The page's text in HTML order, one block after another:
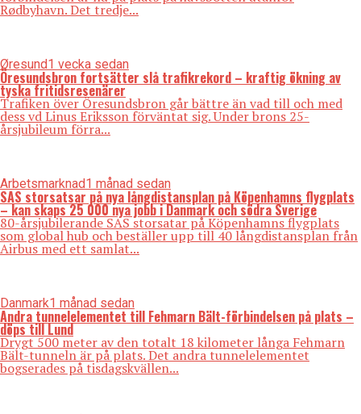
Rødbyhavn. Det tredje...
Øresund1 vecka sedan
Öresundsbron fortsätter slå trafikrekord – kraftig ökning av
tyska fritidsresenärer
Trafiken över Öresundsbron går bättre än vad till och med
dess vd Linus Eriksson förväntat sig. Under brons 25-
årsjubileum förra...
Arbetsmarknad1 månad sedan
SAS storsatsar på nya långdistansplan på Köpenhamns flygplats
– kan skaps 25 000 nya jobb i Danmark och södra Sverige
80-årsjubilerande SAS storsatar på Köpenhamns flygplats
som global hub och beställer upp till 40 långdistansplan från
Airbus med ett samlat...
Danmark1 månad sedan
Andra tunnelelementet till Fehmarn Bält-förbindelsen på plats –
döps till Lund
Drygt 500 meter av den totalt 18 kilometer långa Fehmarn
Bält-tunneln är på plats. Det andra tunnelelementet
bogserades på tisdagskvällen...